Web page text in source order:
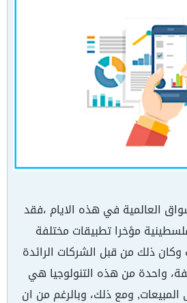
العالمية في هذه الايام ،فقد
مؤخرا تطبيقات مختلفة
وكان ذلك من قبل الشركات الرائدة
واحدة من هذه التنولوجيا هي
المبيعات, ومع ذلك، وبالرغم من ان